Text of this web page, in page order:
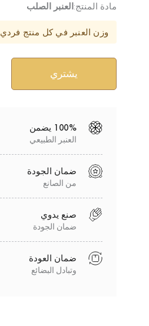
مادة المنتج:العنبر الصلب
وزن العنبر في كل منتج فردي
100% يضمن
العنبر الطبيعي
ضمان الجودة
من الصانع
صنع يدوي
ضمان الجودة
ضمان العودة
وتبادل البضائع